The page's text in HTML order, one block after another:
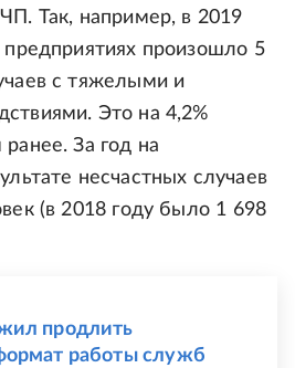
Так, например, в 2019
предприятиях произошло 5
с тяжелыми и
Это на 4,2%
За год на
несчастных случаев
(в 2018 году было 1 698
продлить
работы служб